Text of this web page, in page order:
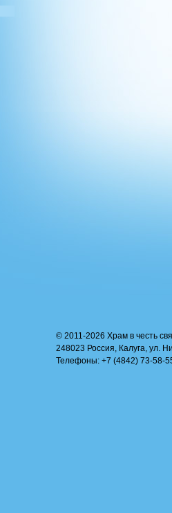
© 2011-2026 Храм в честь
248023 Россия, Калуга, ул.
Телефоны: +7 (4842) 73-58-